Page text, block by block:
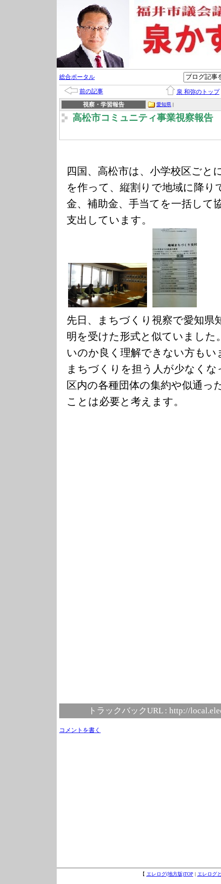
総合ポータル
前の記事
泉 和弥のトップ
視察・学習報告
愛知県 |
高松市コミュニティ事業視察報告
四国、高松市は、小学校区ごと
を作って、縦割りで地域に降り
金、補助金、手当てを一括して
支出しています。
先日、まちづくり視察で愛知県
明を受けた形式と似ていました
いのか良く理解できない方も
まちづくりを担う人が少なく
区内の各種団体の集約や似通っ
ことは必要と考えます。
トラックバックURL : http://
コメントを書く
【 エレログ(地方版)TOP | エレログ